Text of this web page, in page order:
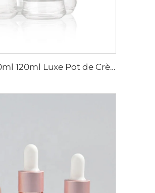
30g 50g 40ml 100ml 120ml Luxe Pot de Crème Lotion Sérum Huile Soins Emballage Cosmétique Contenant en Verre Set de Bouteilles Cosmétiques